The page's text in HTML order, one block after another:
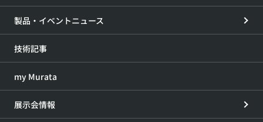
製品・イベントニュース
技術記事
my Murata
展示会情報